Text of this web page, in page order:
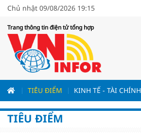
Chủ nhật 09/08/2026 19:15
Trang thông tin điện tử tổng hợp
TIÊU ĐIỂM KINH TẾ - TÀI CHÍNH
TIÊU ĐIỂM